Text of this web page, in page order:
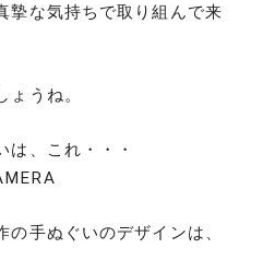
摯な気持ちで取り組んで来
ょうね。
は、これ・・・
手ぬぐいのデザインは、